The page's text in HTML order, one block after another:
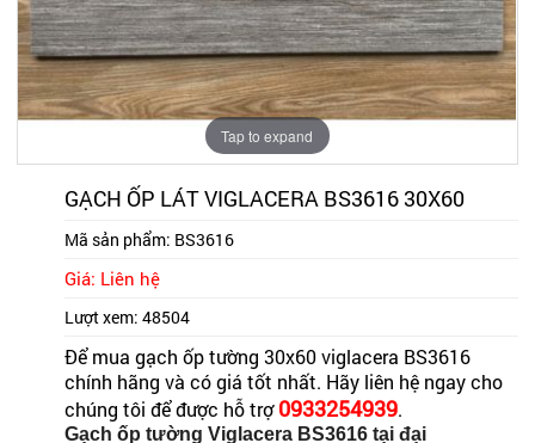
Tap to expand
GẠCH ỐP LÁT VIGLACERA BS3616 30X60
Mã sản phẩm: BS3616
Giá: Liên hệ
Lượt xem: 48504
Để mua gạch ốp tường 30x60 viglacera BS3616
chính hãng và có giá tốt nhất. Hãy liên hệ ngay cho
chúng tôi để được hỗ trợ0933254939.
Gạch ốp tường Viglacera BS3616tại đại